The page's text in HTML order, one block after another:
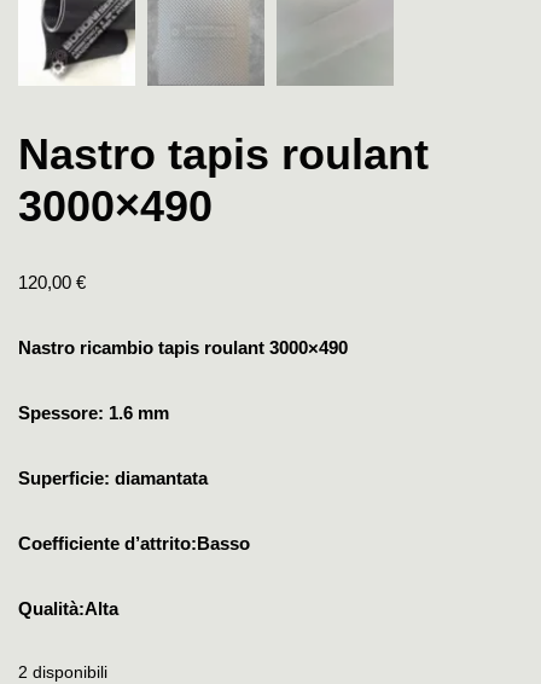
Nastro tapis roulant
3000×490
120,00 €
Nastro ricambio tapis roulant 3000×490
Spessore: 1.6 mm
Superficie: diamantata
Coefficiente d’attrito:Basso
Qualità:Alta
2 disponibili